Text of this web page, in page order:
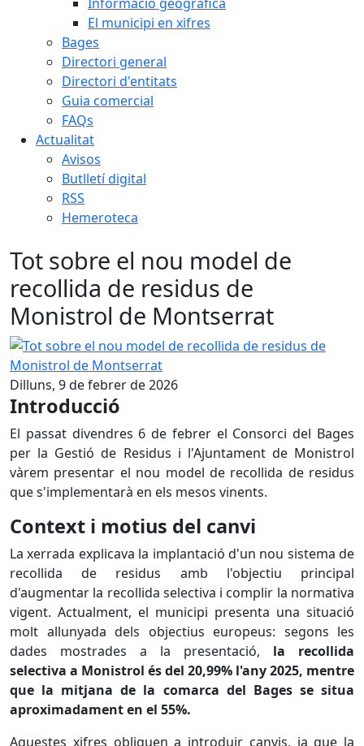
El municipi en xifres
Bages
Directori general
Directori d'entitats
Guia comercial
FAQs
Actualitat
Avisos
Butlletí digital
RSS
Hemeroteca
Tot sobre el nou model de
recollida de residus de
Monistrol de Montserrat
Tot sobre el nou model de recollida de residus de
Dilluns, 9 de febrer de 2026
Introducció
El passat divendres 6 de febrer el Consorci del Bages
per la Gestió de Residus i l'Ajuntament de Monistrol
vàrem presentar el nou model de recollida de residus
que s'implementarà en els mesos vinents.
Context i motius del canvi
La xerrada explicava la implantació d'un nou sistema de
recollida de residus amb l'objectiu principal
d'augmentar la recollida selectiva i complir la normativa
vigent. Actualment, el municipi presenta una situació
molt allunyada dels objectius europeus: segons les
dades mostrades a la presentació, la recollida
selectiva a Monistrol és del 20,99% l'any 2025, mentre
que la mitjana de la comarca del Bages se situa
aproximadament en el 55%.
Aquestes xifres obliguen a introduir canvis, ja que la